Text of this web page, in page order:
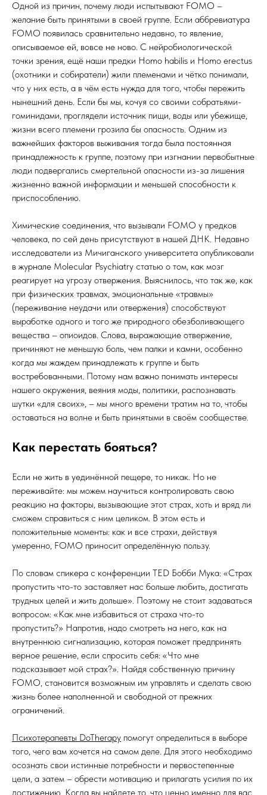
Одной из причин, почему люди испытывают FOMO –
желание быть принятыми в своей группе. Если аббревиатура
FOMO появилась сравнительно недавно, то явление,
описываемое ей, вовсе не ново. С нейробиологической
точки зрения, ещё наши предки Homo habilis и Homo erectus
(охотники и собиратели) жили племенами и чётко понимали,
что у них есть, а в чём есть нужда для того, чтобы пережить
нынешний день. Если бы мы, кочуя со своими собратьями-
гоминидами, проглядели источник пищи, воды или убежище,
жизни всего племени грозила бы опасность. Одним из
важнейших факторов выживания тогда была постоянная
принадлежность к группе, поэтому при изгнании первобытные
люди подвергались смертельной опасности из-за лишения
жизненно важной информации и меньшей способности к
приспособлению.
Химические соединения, что вызывали FOMO у предков
человека, по сей день присутствуют в нашей ДНК. Недавно
исследователи из Мичиганского университета опубликовали
в журнале Molecular Psychiatry статью о том, как мозг
реагирует на угрозу отвержения. Выяснилось, что так же, как
при физических травмах, эмоциональные «травмы»
(переживание неудачи или отвержения) способствуют
выработке одного и того же природного обезболивающего
вещества – опиоидов. Слова, выражающие отвержение,
причиняют не меньшую боль, чем палки и камни, особенно
когда мы жаждем принадлежать к группе и быть
востребованными. Потому нам важно понимать интересы
нашего окружения, веяния моды, политики, распознавать
шутки «для своих», – мы много времени тратим на то, чтобы
оставаться на волне и быть принятыми в своём сообществе.
Как перестать бояться?
Если не жить в уединённой пещере, то никак. Но не
переживайте: мы можем научиться контролировать свою
реакцию на факторы, вызывающие этот страх, хоть и вряд ли
сможем справиться с ним целиком. В этом есть и
положительные моменты: как и все страхи, действуя
умеренно, FOMO приносит определённую пользу.
По словам спикера с конференции TED Бобби Мука: «Страх
пропустить что-то заставляет нас больше любить, достигать
трудных целей и жить дольше». Поэтому не стоит задаваться
вопросом: «Как мне избавиться от страха что-то
пропустить?» Напротив, надо смотреть на него, как на
внутреннюю сигнализацию, которая поможет предпринять
верное решение, если спросить себя: «Что мне
подсказывает мой страх?». Найдя собственную причину
FOMO, становится возможным им управлять и сделать свою
жизнь более наполненной и свободной от прежних
ограничений.
Психотерапевты DoTherapy помогут определиться в выборе
того, чего вам хочется на самом деле. Для этого необходимо
осознать свои истинные потребности и первостепенные
цели, а затем – обрести мотивацию и прилагать усилия по их
достижению. Когда вы найдете то, что ценно именно для вас,